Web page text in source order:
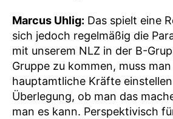
Marcus Uhlig: Das spielt eine
sich jedoch regelmäßig die
mit unserem NLZ in der B-
Gruppe zu kommen, muss
hauptamtliche Kräfte
Überlegung, ob man das
man es kann. Perspektivisch